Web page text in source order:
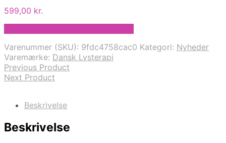
599,00 kr.
Varenummer (SKU): 9fdc4758cac0 Kategori: Nyheder
Varemærke: Dansk Lysterapi
Previous Product
Next Product
Beskrivelse
Beskrivelse